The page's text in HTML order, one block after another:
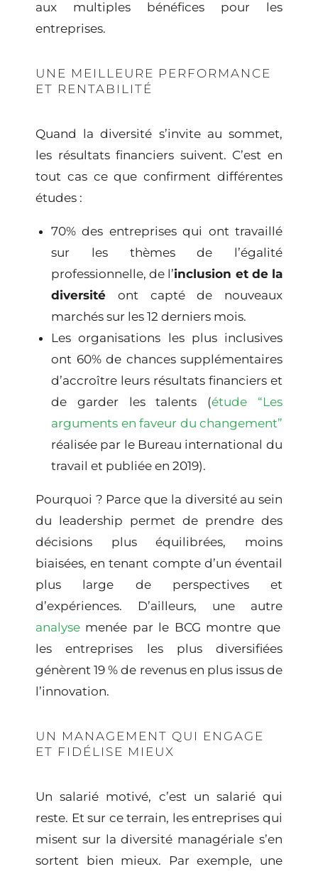
aux multiples bénéfices pour les
entreprises.
UNE MEILLEURE PERFORMANCE
ET RENTABILITÉ
Quand la diversité s’invite au sommet,
les résultats financiers suivent. C’est en
tout cas ce que confirment différentes
études :
70% des entreprises qui ont travaillé
sur les thèmes de l’égalité
professionnelle, de l’inclusion et de la
diversité ont capté de nouveaux
marchés sur les 12 derniers mois.
Les organisations les plus inclusives
ont 60% de chances supplémentaires
d’accroître leurs résultats financiers et
de garder les talents (étude “Les
arguments en faveur du changement”
réalisée par le Bureau international du
travail et publiée en 2019).
Pourquoi ? Parce que la diversité au sein
du leadership permet de prendre des
décisions plus équilibrées, moins
biaisées, en tenant compte d’un éventail
plus large de perspectives et
d’expériences. D’ailleurs, une autre
analyse menée par le BCG montre que
les entreprises les plus diversifiées
génèrent 19 % de revenus en plus issus de
l’innovation.
UN MANAGEMENT QUI ENGAGE
ET FIDÉLISE MIEUX
Un salarié motivé, c’est un salarié qui
reste. Et sur ce terrain, les entreprises qui
misent sur ladiversité managériale s’en
sortent bien mieux. Par exemple, une